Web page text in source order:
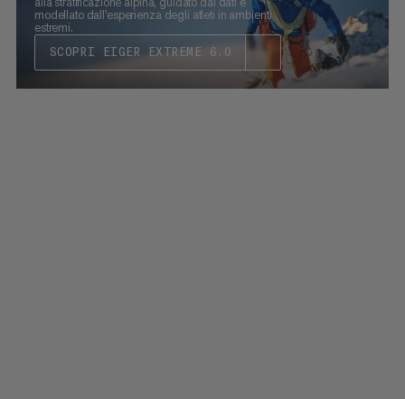
modellato dall'esperienza degli atleti in ambienti
estremi.
SCOPRI EIGER EXTREME 6.0